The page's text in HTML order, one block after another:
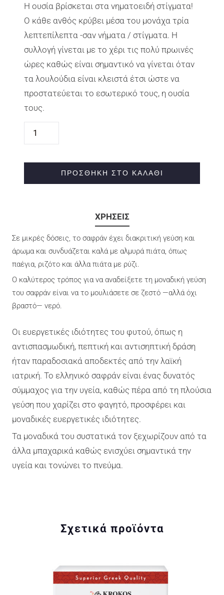
H ουσία βρίσκεται στα νηματοειδή στίγματα!
Ο κάθε ανθός κρύβει μέσα του μονάχα τρία
λεπτεπίλεπτα -σαν νήματα / στίγματα. Η
συλλογή γίνεται με το χέρι τις πολύ πρωινές
ώρες καθώς είναι σημαντικό να γίνεται όταν
τα λουλούδια είναι κλειστά έτσι ώστε να
προστατεύεται το εσωτερικό τους, η ουσία
τους.
Υ
Α
Ό
Ο
Σ
Σ
Ε
Ν
Η
Μ
Α
Τ
Ί
ΠΡΟΣΘΉΚΗ ΣΤΟ ΚΑΛΆΘΙ
ΧΡΗΣΕΙΣ
Σε μικρές δόσεις, το σαφράν έχει διακριτική γεύση και
άρωμα και συνδυάζεται καλά με αλμυρά πιάτα, όπως
παέγια, ριζότο και άλλα πιάτα με ρύζι.
Ο καλύτερος τρόπος για να αναδείξετε τη μοναδική γεύση
του σαφράν είναι να το μουλιάσετε σε ζεστό —αλλά όχι
βραστό— νερό.
Οι ευεργετικές ιδιότητες του φυτού, όπως η
αντισπασμωδική, πεπτική και αντισηπτική δράση
ήταν παραδοσιακά αποδεκτές από την λαϊκή
ιατρική. Το ελληνικό σαφράν είναι ένας δυνατός
σύμμαχος για την υγεία, καθώς πέρα από τη πλούσια
γεύση που χαρίζει στο φαγητό, προσφέρει και
μοναδικές ευεργετικές ιδιότητες.
Τα μοναδικά του συστατικά τον ξεχωρίζουν από τα
άλλα μπαχαρικά καθώς ενισχύει σημαντικά την
υγεία και τονώνει το πνεύμα.
Σχετικά προϊόντα